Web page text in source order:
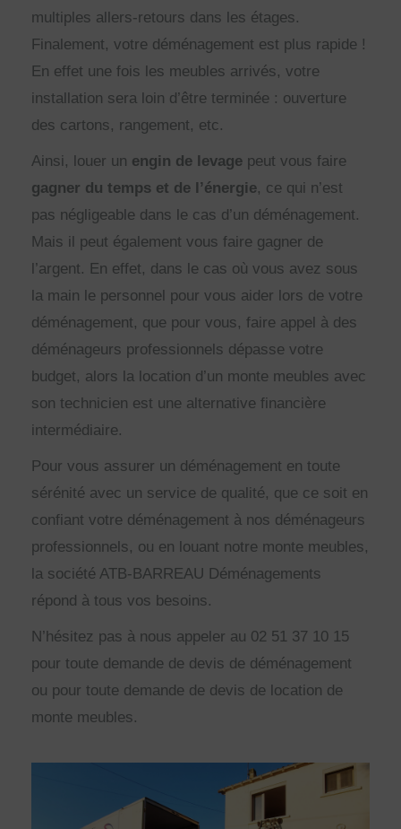
multiples allers-retours dans les étages.
Finalement, votre déménagement est plus rapide !
En effet une fois les meubles arrivés, votre
installation sera loin d’être terminée : ouverture
des cartons, rangement, etc.
Ainsi, louer un engin de levage peut vous faire
gagner du temps et de l’énergie, ce qui n’est
pas négligeable dans le cas d’un déménagement.
Mais il peut également vous faire gagner de
l’argent. En effet, dans le cas où vous avez sous
la main le personnel pour vous aider lors de votre
déménagement, que pour vous, faire appel à des
déménageurs professionnels dépasse votre
budget, alors la location d’un monte meubles avec
son technicien est une alternative financière
intermédiaire.
Pour vous assurer un déménagement en toute
sérénité avec un service de qualité, que ce soit en
confiant votre déménagement à nos déménageurs
professionnels, ou en louant notre monte meubles,
la société ATB-BARREAU Déménagements
répond à tous vos besoins.
N’hésitez pas à nous appeler au 02 51 37 10 15
pour toute demande de devis de déménagement
ou pour toute demande de devis de location de
monte meubles.